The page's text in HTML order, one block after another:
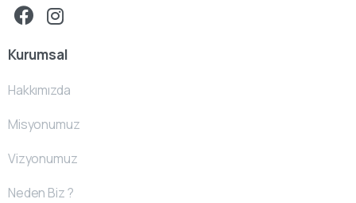
Kurumsal
Hakkımızda
Misyonumuz
Vizyonumuz
Neden Biz ?